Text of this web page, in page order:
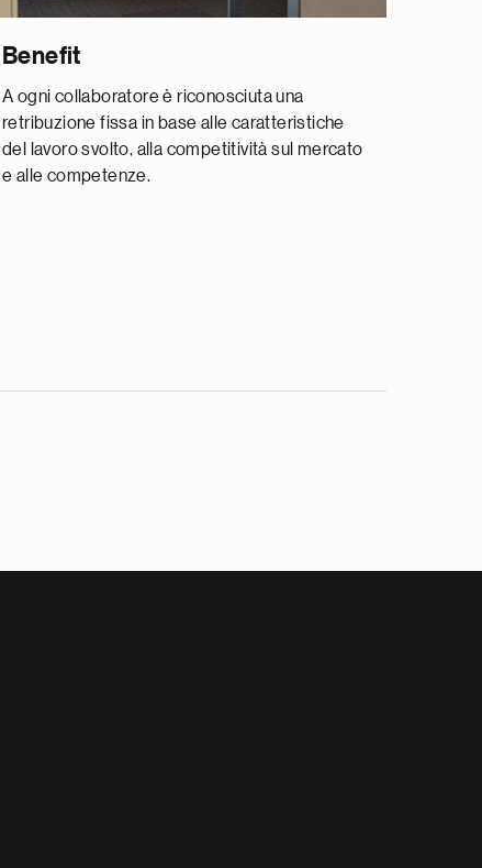
Benefit
A ogni collaboratore è riconosciuta una
retribuzione fissa in base alle caratteristiche
del lavoro svolto, alla competitività sul mercato
e alle competenze.